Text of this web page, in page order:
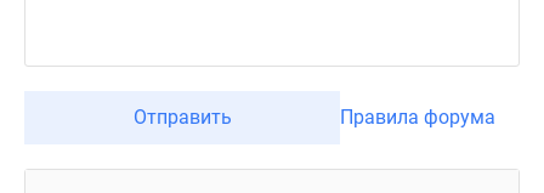
Отправить Правила форума